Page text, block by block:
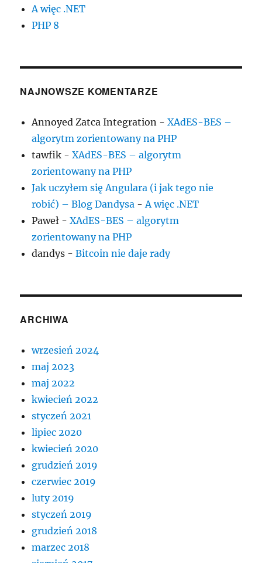
A więc .NET
PHP 8
NAJNOWSZE KOMENTARZE
Annoyed Zatca Integration -XAdES-BES –
algorytm zorientowany na PHP
tawfik -XAdES-BES – algorytm
zorientowany na PHP
Jak uczyłem się Angulara (i jak tego nie
robić) – Blog Dandysa -A więc .NET
Paweł -XAdES-BES – algorytm
zorientowany na PHP
dandys -Bitcoin nie daje rady
ARCHIWA
wrzesień 2024
maj 2023
maj 2022
kwiecień 2022
styczeń 2021
lipiec 2020
kwiecień 2020
grudzień 2019
czerwiec 2019
luty 2019
styczeń 2019
grudzień 2018
marzec 2018